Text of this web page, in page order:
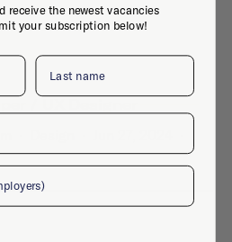
receive the newest vacancies
your subscription below!
Last name